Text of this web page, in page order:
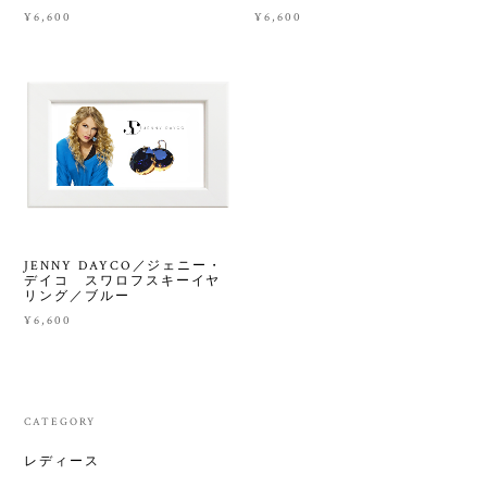
¥6,600 ¥6,600
JENNY DAYCO／ジェニー・
デイコ スワロフスキーイヤ
リング／ブルー
¥6,600
CATEGORY
レディース